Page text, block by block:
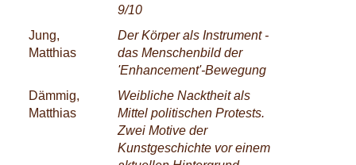
9/10
Jung,
Matthias
Der Körper als Instrument -
das Menschenbild der
'Enhancement'-Bewegung
Dämmig,
Matthias
Weibliche Nacktheit als
Mittel politischen Protests.
Zwei Motive der
Kunstgeschichte vor einem